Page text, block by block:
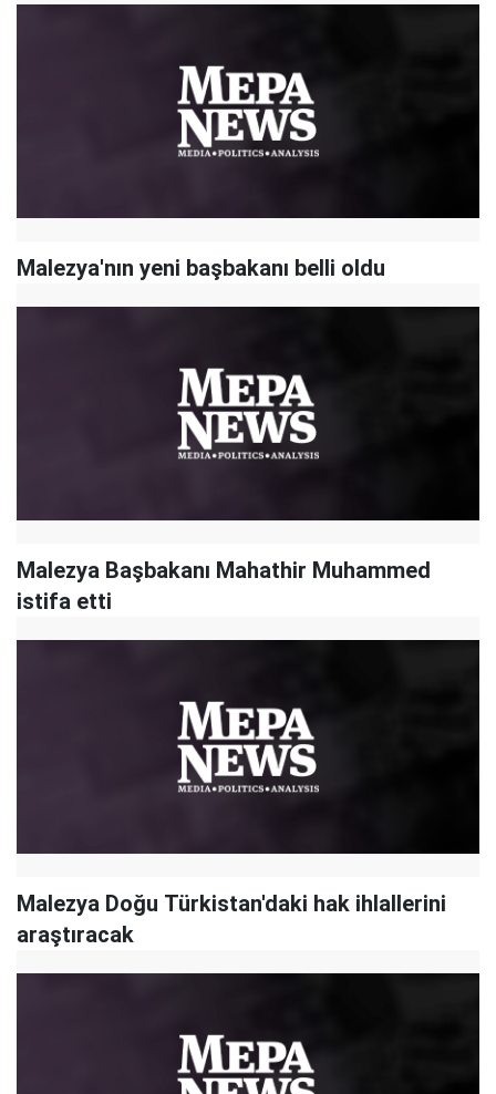
Malezya'nın yeni başbakanı belli oldu
Malezya Başbakanı Mahathir Muhammed
istifa etti
Malezya Doğu Türkistan'daki hak ihlallerini
araştıracak